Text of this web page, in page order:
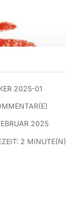
2025-01
2025
2 MINUTE(N)